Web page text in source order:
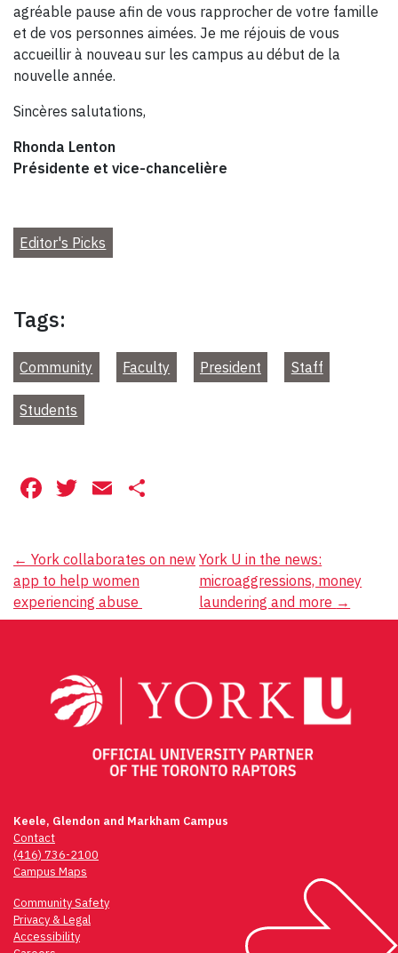
agréable pause afin de vous rapprocher de votre famille
et de vos personnes aimées. Je me réjouis de vous
accueillir à nouveau sur les campus au début de la
nouvelle année.
Sincères salutations,
Rhonda Lenton
Présidente et vice-chancelière
Editor's Picks
Tags:
Community Faculty President Staff
Students
Facebook
Twitter
Email
Post
navigation
← York collaborates on new
app to help women
experiencing abuse
York U in the news:
microaggressions, money
laundering and more →
Keele, Glendon and Markham Campus
Contact
(416) 736-2100
Campus Maps
Community Safety
Privacy & Legal
Accessibility